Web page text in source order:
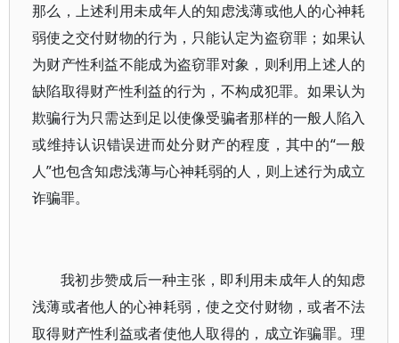
那么，上述利用未成年人的知虑浅薄或他人的心神耗
弱使之交付财物的行为，只能认定为盗窃罪；如果认
为财产性利益不能成为盗窃罪对象，则利用上述人的
缺陷取得财产性利益的行为，不构成犯罪。如果认为
欺骗行为只需达到足以使像受骗者那样的一般人陷入
或维持认识错误进而处分财产的程度，其中的“一般
人”也包含知虑浅薄与心神耗弱的人，则上述行为成立
诈骗罪。
我初步赞成后一种主张，即利用未成年人的知虑
浅薄或者他人的心神耗弱，使之交付财物，或者不法
取得财产性利益或者使他人取得的，成立诈骗罪。理